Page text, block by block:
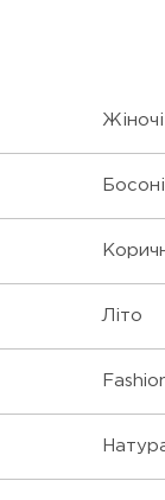
Жіночі
Літо